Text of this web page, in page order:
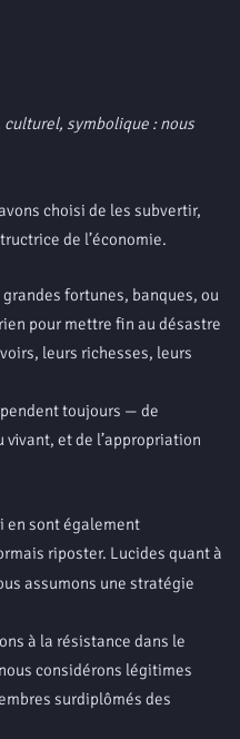
culturel, symbolique : nous
choisi de les subvertir,
de l’économie.
fortunes, banques, ou
pour mettre fin au désastre
leurs richesses, leurs
toujours — de
et de l’appropriation
en sont également
riposter. Lucides quant à
assumons une stratégie
à la résistance dans le
considérons légitimes
surdiplômés des